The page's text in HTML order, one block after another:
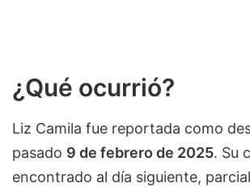
¿Qué ocurrió?
Liz Camila fue reportada como
pasado 9 de febrero de 2025. Su
encontrado al día siguiente,